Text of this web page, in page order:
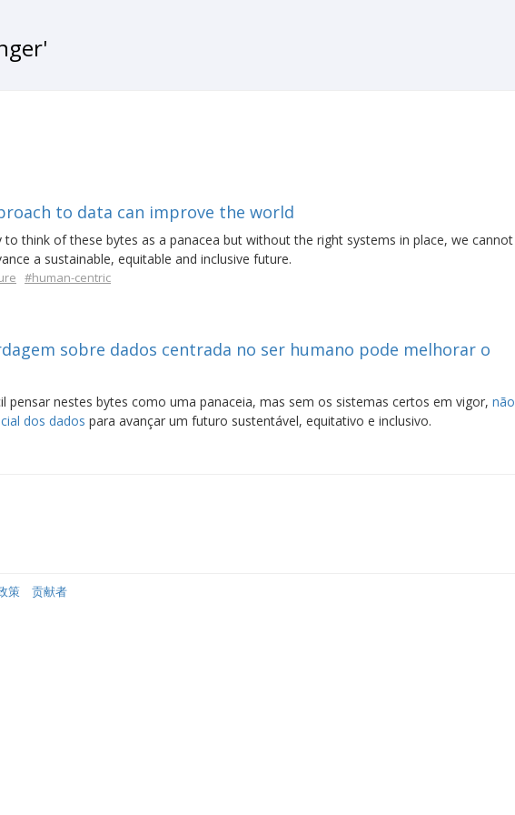
to data can improve the world
to think of these bytes as a panacea but without the right systems in place, we cannot
a sustainable, equitable and inclusive future.
#human-centric
sobre dados centrada no ser humano pode melhorar o
pensar nestes bytes como uma panaceia, mas sem os sistemas certos em vigor, não
dos dados para avançar um futuro sustentável, equitativo e inclusivo.
策 贡献者